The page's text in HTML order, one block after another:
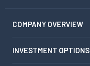
COMPANY OVERVIEW
INVESTMENT OPTIONS